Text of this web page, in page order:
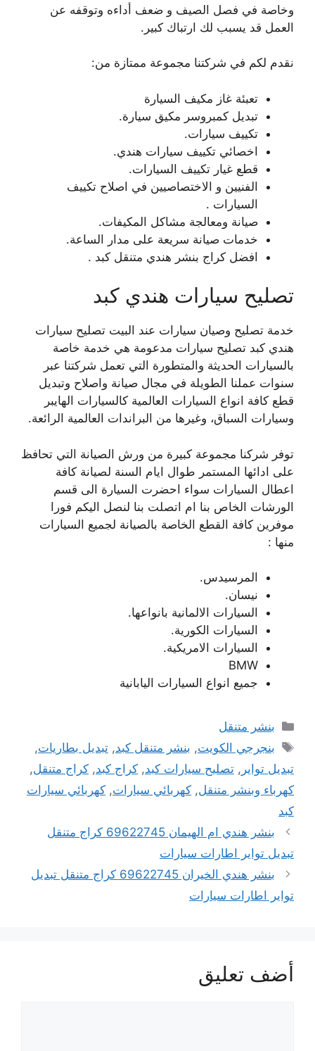
وخاصة في فصل الصيف و ضعف أداءه وتوقفه عن
العمل قد يسبب لك ارتباك كبير.
نقدم لكم في شركتنا مجموعة ممتازة من:
تعبئة غاز مكيف السيارة
تبديل كمبروسر مكيق سيارة.
تكييف سيارات.
اخصائي تكييف سيارات هندي.
قطع غيار تكييف السيارات.
الفنيين و الاختصاصيين في اصلاح تكييف
السيارات .
صيانة ومعالجة مشاكل المكيفات.
خدمات صيانة سريعة على مدار الساعة.
افضل كراج بنشر هندي متنقل كبد .
تصليح سيارات هندي كبد
خدمة تصليح وصيان سيارات عند البيت تصليح سيارات
هندي كبد تصليح سيارات مدعومة هي خدمة خاصة
بالسيارات الحديثة والمتطورة التي تعمل شركتنا عبر
سنوات عملنا الطويلة في مجال صيانة واصلاح وتبديل
قطع كافة انواع السيارات العالمية كالسيارات الهايبر
وسيارات السباق، وغيرها من البراندات العالمية الرائعة.
توفر شركنا مجموعة كبيرة من ورش الصيانة التي تحافظ
على ادائها المستمر طوال ايام السنة لصيانة كافة
اعطال السيارات سواء احضرت السيارة الى قسم
الورشات الخاص بنا ام اتصلت بنا لنصل اليكم فورا
موفرين كافة القطع الخاصة بالصيانة لجميع السيارات
منها :
المرسيدس.
نيسان.
السيارات الالمانية بانواعها.
السيارات الكورية.
السيارات الامريكية.
BMW
جميع انواع السيارات اليابانية
التصنيفات
بنشر متنقل
الوسوم
بنجرجي الكويت, بنشر متنقل كبد,تبديل بطاريات,
تبديل تواير , تصليح سيارات كبد, كراج كبد, كراج متنقل,
كهرباء وبنشر متنقل, كهربائي سيارات, كهربائي سيارات
كبد
بنشر هندي ام الهيمان 69622745 كراج متنقل
تبديل تواير اطارات سيارات
بنشر هندي الخيران 69622745 كراج متنقل تبديل
تواير اطارات سيارات
أضف تعليق